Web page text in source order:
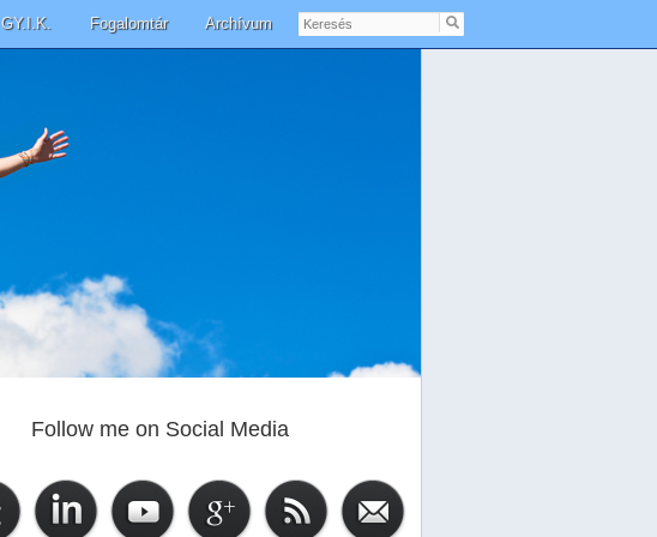
GY.I.K. Fogalomtár Archívum
Keresés
Follow me on Social Media